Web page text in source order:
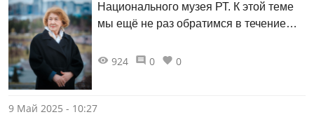
Национального музея РТ. К этой теме
мы ещё не раз обратимся в течение
музейные коллекции, какие
924 0 0
9 Май 2025 - 10:27